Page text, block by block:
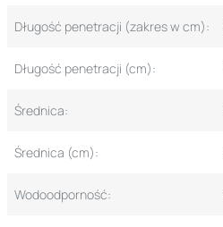
Długość penetracji (zakres w cm):
Długość penetracji (cm):
Średnica:
Średnica (cm):
Wodoodporność: